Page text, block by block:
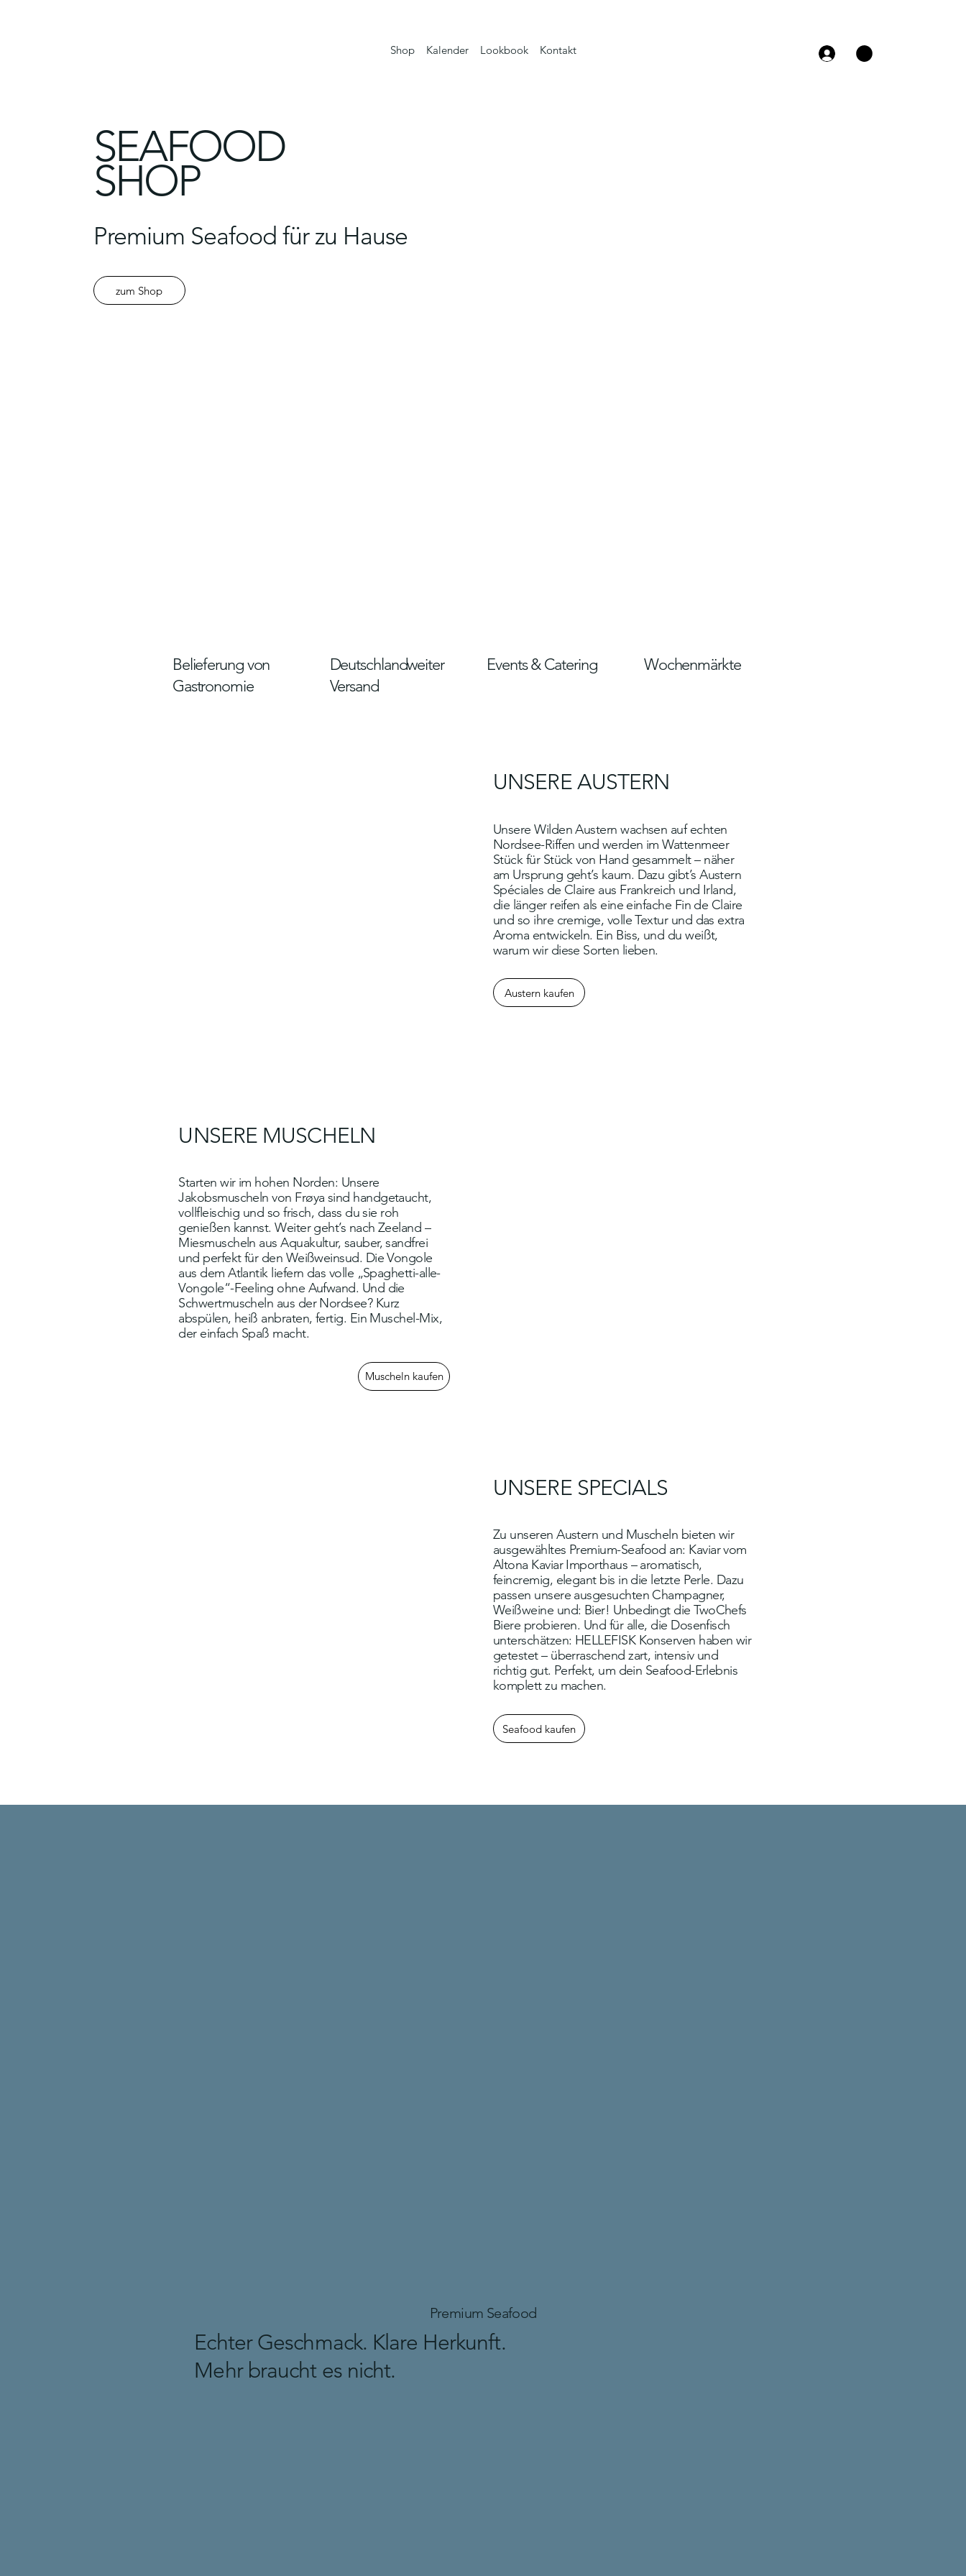
Shop Kalender Lookbook Kontakt
SEAFOOD
SHOP
Premium Seafood für zu Hause
zum Shop
Belieferung von
Gastronomie
Deutschlandweiter
Versand
Events & Catering Wochenmärkte
UNSERE AUSTERN
Unsere Wilden Austern wachsen auf echten
Nordsee-Riffen und werden im Wattenmeer
Stück für Stück von Hand gesammelt – näher
am Ursprung geht’s kaum. Dazu gibt’s Austern
Spéciales de Claire aus Frankreich und Irland,
die länger reifen als eine einfache Fin de Claire
und so ihre cremige, volle Textur und das extra
Aroma entwickeln. Ein Biss, und du weißt,
warum wir diese Sorten lieben.
Austern kaufen
UNSERE MUSCHELN
Starten wir im hohen Norden: Unsere
Jakobsmuscheln von Frøya sind handgetaucht,
vollfleischig und so frisch, dass du sie roh
genießen kannst. Weiter geht’s nach Zeeland –
Miesmuscheln aus Aquakultur, sauber, sandfrei
und perfekt für den Weißweinsud. Die Vongole
aus dem Atlantik liefern das volle „Spaghetti-alle-
Vongole“-Feeling ohne Aufwand. Und die
Schwertmuscheln aus der Nordsee? Kurz
abspülen, heiß anbraten, fertig. Ein Muschel-Mix,
der einfach Spaß macht.
Muscheln kaufen
UNSERE SPECIALS
Zu unseren Austern und Muscheln bieten wir
ausgewähltes Premium-Seafood an: Kaviar vom
Altona Kaviar Importhaus – aromatisch,
feincremig, elegant bis in die letzte Perle. Dazu
passen unsere ausgesuchten Champagner,
Weißweine und: Bier! Unbedingt die TwoChefs
Biere probieren. Und für alle, die Dosenfisch
unterschätzen: HELLEFISK Konserven haben wir
getestet – überraschend zart, intensiv und
richtig gut. Perfekt, um dein Seafood-Erlebnis
komplett zu machen.
Seafood kaufen
Premium Seafood
Echter Geschmack. Klare Herkunft.
Mehr braucht es nicht.